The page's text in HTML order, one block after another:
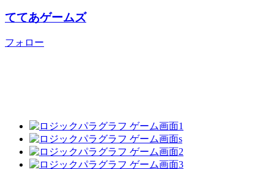
ててあゲームズ
フォロー